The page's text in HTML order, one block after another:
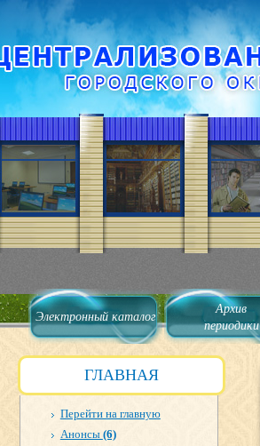
Электронный каталог
Архив
периодики
ГЛАВНАЯ
Перейти на главную
Анонсы (6)